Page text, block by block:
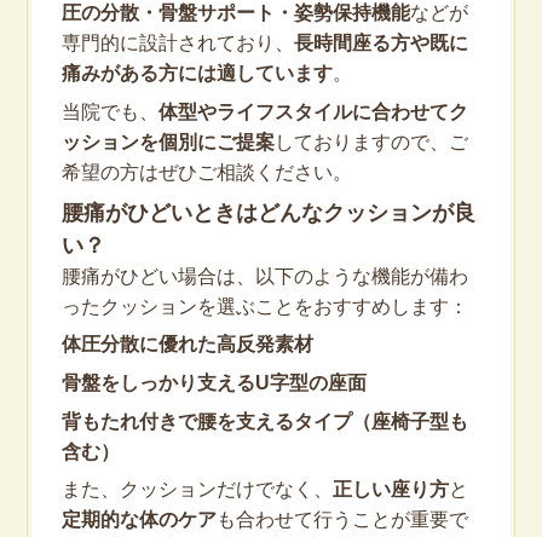
圧の分散・骨盤サポート・姿勢保持機能などが
専門的に設計されており、 長時間座る方や既に
痛みがある方には適しています。
当院でも、 体型やライフスタイルに合わせてク
ッションを個別にご提案しておりますので、ご
希望の方はぜひご相談ください。
腰痛がひどいときはどんなクッションが良
い？
腰痛がひどい場合は、以下のような機能が備わ
ったクッションを選ぶことをおすすめします：
体圧分散に優れた高反発素材
骨盤をしっかり支えるU字型の座面
背もたれ付きで腰を支えるタイプ（座椅子型も
含む）
また、クッションだけでなく、 正しい座り方と
定期的な体のケアも合わせて行うことが重要で